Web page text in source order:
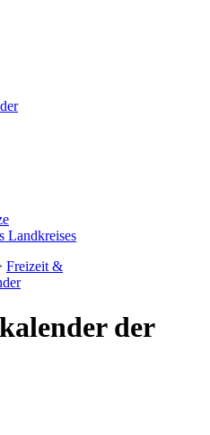
Landkreises
Freizeit &
der